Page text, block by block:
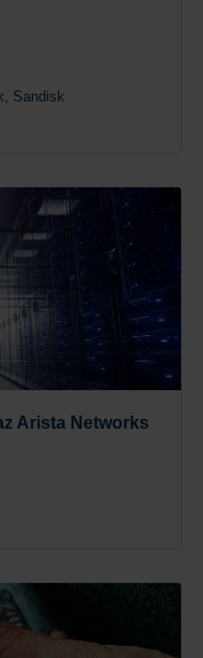
Sandisk
Arista Networks